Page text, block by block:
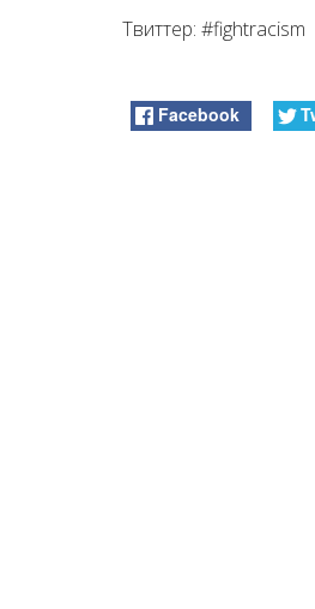
Твиттер: #fightracism
Facebook